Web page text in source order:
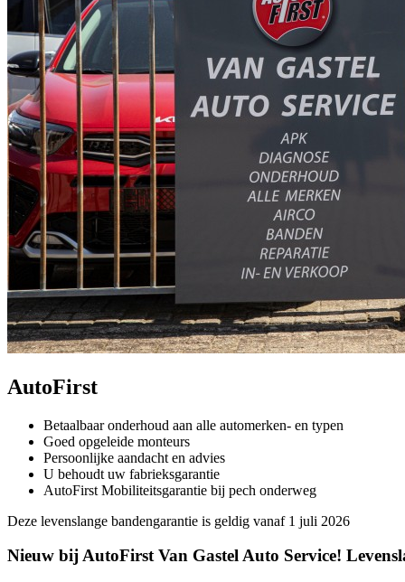
AutoFirst
Betaalbaar onderhoud aan alle automerken- en typen
Goed opgeleide monteurs
Persoonlijke aandacht en advies
U behoudt uw fabrieksgarantie
AutoFirst Mobiliteitsgarantie bij pech onderweg
Deze levenslange bandengarantie is geldig vanaf 1 juli 2026
Nieuw bij AutoFirst Van Gastel Auto Service!